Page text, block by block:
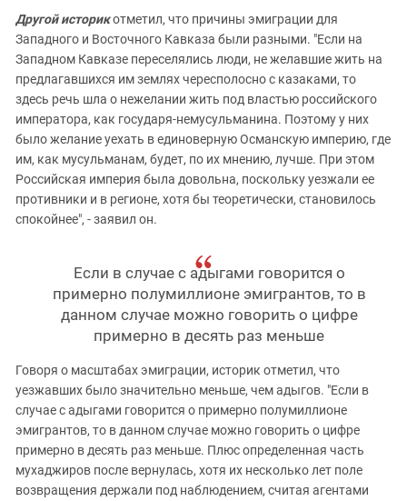
Другой историкотметил, что причины эмиграции для
Западного и Восточного Кавказа были разными. "Если на
Западном Кавказе переселялись люди, не желавшие жить на
предлагавшихся им землях чересполосно с казаками, то
здесь речь шла о нежелании жить под властью российского
императора, как государя-немусульманина. Поэтому у них
было желание уехать в единоверную Османскую империю, где
им, как мусульманам, будет, по их мнению, лучше. При этом
Российская империя была довольна, поскольку уезжали ее
противники и в регионе, хотя бы теоретически, становилось
спокойнее", - заявил он.
Если в случае с адыгами говорится о
примерно полумиллионе эмигрантов, то в
данном случае можно говорить о цифре
примерно в десять раз меньше
Говоря о масштабах эмиграции, историк отметил, что
уезжавших было значительно меньше, чем адыгов. "Если в
случае с адыгами говорится о примерно полумиллионе
эмигрантов, то в данном случае можно говорить о цифре
примерно в десять раз меньше. Плюс определенная часть
мухаджиров после вернулась, хотя их несколько лет поле
возвращения держали под наблюдением, считая агентами